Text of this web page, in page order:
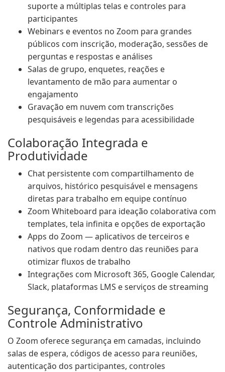
suporte a múltiplas telas e controles para
participantes
Webinars e eventos no Zoom para grandes
públicos com inscrição, moderação, sessões de
perguntas e respostas e análises
Salas de grupo, enquetes, reações e
levantamento de mão para aumentar o
engajamento
Gravação em nuvem com transcrições
pesquisáveis e legendas para acessibilidade
Colaboração Integrada e
Produtividade
Chat persistente com compartilhamento de
arquivos, histórico pesquisável e mensagens
diretas para trabalho em equipe contínuo
Zoom Whiteboard para ideação colaborativa com
templates, tela infinita e opções de exportação
Apps do Zoom — aplicativos de terceiros e
nativos que rodam dentro das reuniões para
otimizar fluxos de trabalho
Integrações com Microsoft 365, Google Calendar,
Slack, plataformas LMS e serviços de streaming
Segurança, Conformidade e
Controle Administrativo
O Zoom oferece segurança em camadas, incluindo
salas de espera, códigos de acesso para reuniões,
autenticação dos participantes, controles